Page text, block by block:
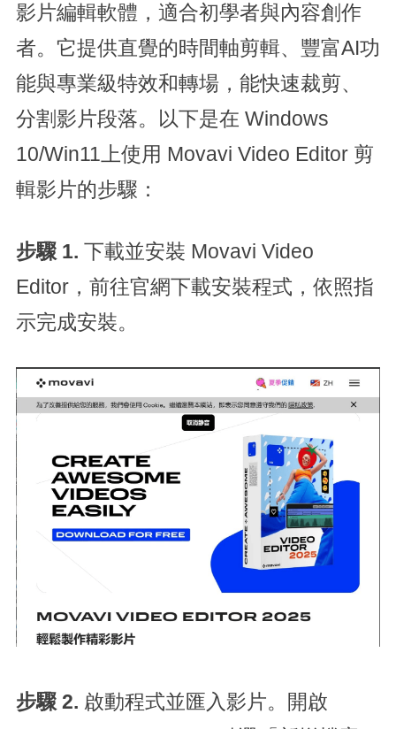
影片編輯軟體，適合初學者與內容創作
者。它提供直覺的時間軸剪輯、豐富AI功
能與專業級特效和轉場，能快速裁剪、
分割影片段落。以下是在 Windows
10/Win11上使用 Movavi Video Editor 剪
輯影片的步驟：
步驟 1. 下載並安裝 Movavi Video
Editor，前往官網下載安裝程式，依照指
示完成安裝。
步驟 2. 啟動程式並匯入影片。開啟